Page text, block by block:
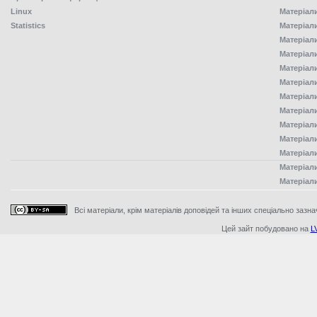
Linux
Statistics
Всі матеріали, крім матеріалів доповідей та інших спеціально
Цей зайт побудовано на